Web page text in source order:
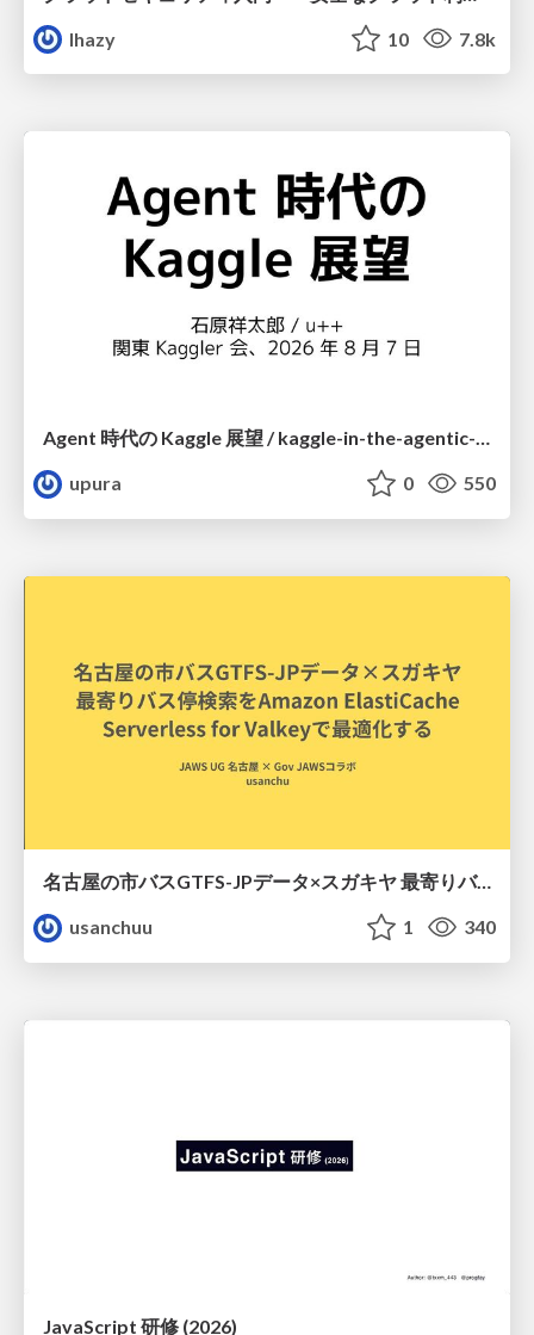
lhazy
10 7.8k
Agent 時代の Kaggle 展望 / kaggle-in-the-agentic-era
upura
0 550
名古屋の市バスGTFS-JPデータ×スガキヤ 最寄りバス停検索をAmazon ElastiCache Serverless for Valkeyで最適化する
usanchuu
1 340
JavaScript 研修 (2026)